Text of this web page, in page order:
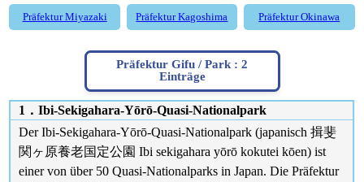
Präfektur Miyazaki Präfektur Kagoshima Präfektur Okinawa
Präfektur Gifu / Park : 2
Einträge
1．Ibi-Sekigahara-Yōrō-Quasi-Nationalpark
Der Ibi-Sekigahara-Yōrō-Quasi-Nationalpark (japanisch 揖斐
関ヶ原養老国定公園 Ibi sekigahara yōrō kokutei kōen) ist
einer von über 50 Quasi-Nationalparks in Japan. Die Präfektur